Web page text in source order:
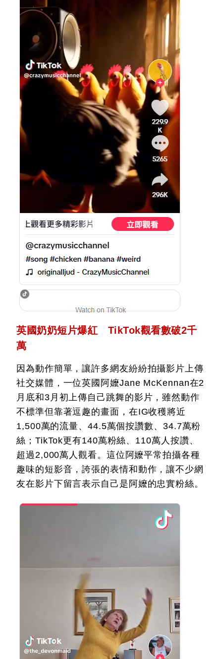
英國奶奶短片爆紅 TikTok觀看數破2千
萬
因為動作簡單，讓許多網友紛紛拍攝影片上傳
社交媒體，一位英國阿嬤Jane McKennan在2
月底和3月初上傳自己跳舞的影片，雖然動作
不標準但靠著逗趣的畫面，在IG收穫將近
1,500萬的流量、44.5萬個按讚數、34.7萬粉
絲；TikTok更有140萬粉絲、110萬人按讚、
超過2,000萬人觀看。這位阿嬤平常拍攝各種
趣味的短影音，誇張的表情和動作，讓不少網
友在影片下留言表示自己是阿嬤的忠實粉絲。